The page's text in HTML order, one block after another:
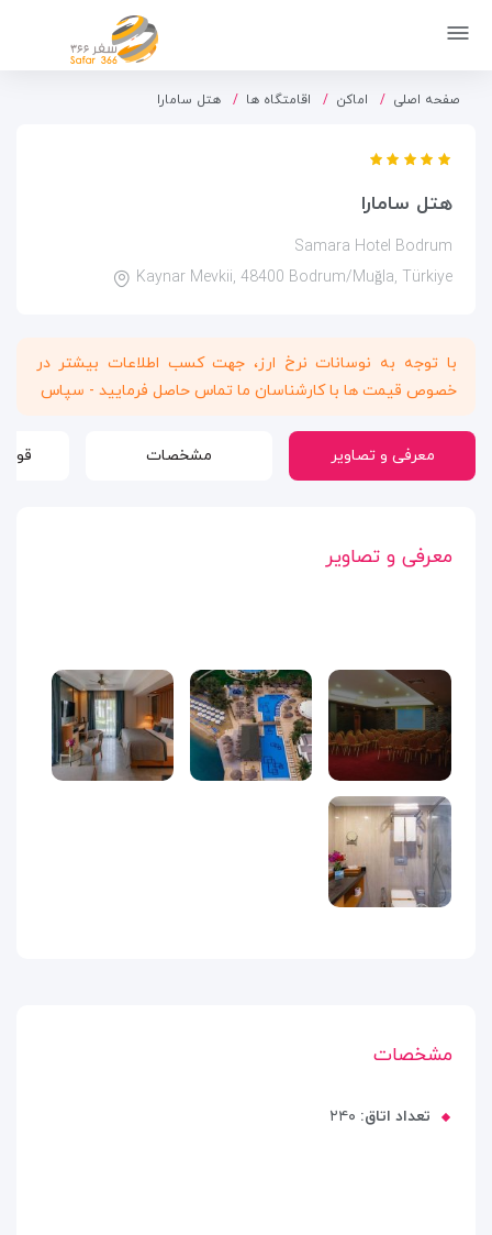
صفحه اصلی اماکن اقامتگاه ها هتل سامارا
هتل سامارا
Samara Hotel Bodrum
Kaynar Mevkii, 48400 Bodrum/Muğla, Türkiye
با توجه به نوسانات نرخ ارز، جهت کسب اطلاعات بیشتر در
خصوص قیمت ها با کارشناسان ما تماس حاصل فرمایید - سپاس
معرفی و تصاویر مشخصات
معرفی و تصاویر
مشخصات
تعداد اتاق: ۲۴۰